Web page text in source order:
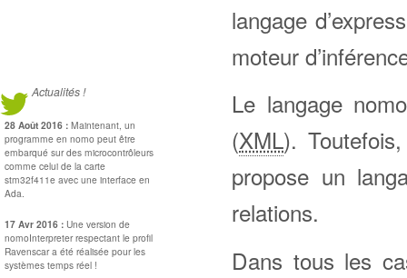
Actualités !
28 Août 2016 : Maintenant, un
programme en nomo peut être
embarqué sur des microcontrôleurs
comme celui de la carte
stm32f411e avec une interface en
Ada.
17 Avr 2016 : Une version de
nomoInterpreter respectant le profil
Ravenscar a été réalisée pour les
systèmes temps réel !
langage
moteur
Le langage
(XML).
propose un
relations.
Dans tous les